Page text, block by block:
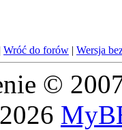
Wróć do forów | Wersja
©